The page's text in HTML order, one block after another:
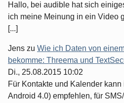
Hallo, bei audible hat sich
ich meine Meinung in ein Video
[...]
Jens zu Wie ich Daten von
bekomme: Threema und
Di., 25.08.2015 10:02
Für Kontakte und Kalender
Android 4.0) empfehlen, für